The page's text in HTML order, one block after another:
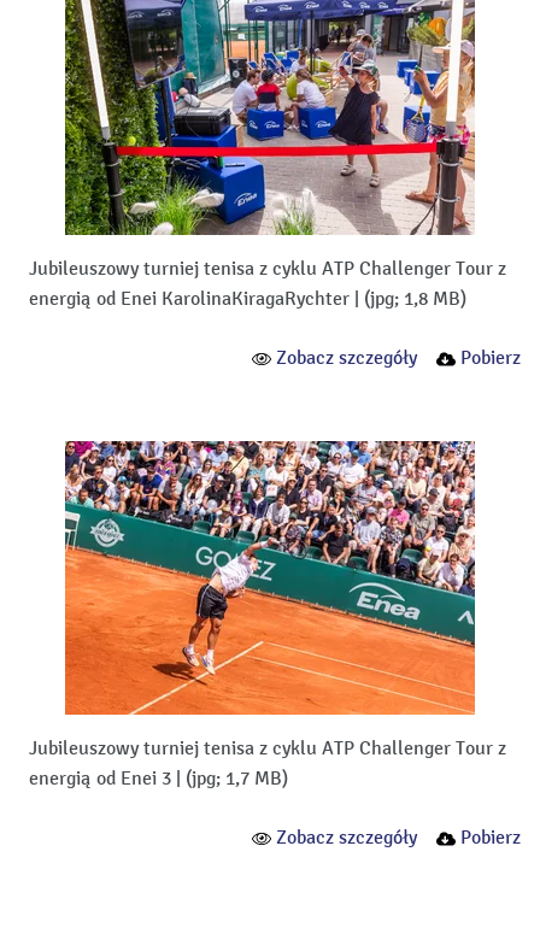
Jubileuszowy turniej tenisa z cyklu ATP Challenger Tour z
energią od Enei KarolinaKiragaRychter
(jpg; 1,8 MB)
Zobacz szczegóły Pobierz
Jubileuszowy turniej tenisa z cyklu ATP Challenger Tour z
energią od Enei 3
(jpg; 1,7 MB)
Zobacz szczegóły Pobierz